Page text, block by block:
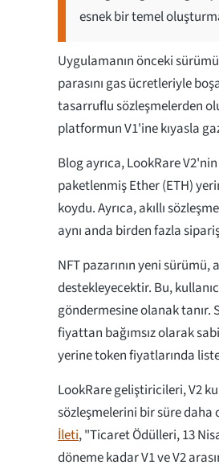
esnek bir temel
Uygulamanın önceki
parasını gas ücretleriyle
tasarruflu sözleşmelerden
platformun V1'ine kıyasla
Blog ayrıca, LookRare
paketlenmiş Ether (ETH)
koydu. Ayrıca, akıllı
aynı anda birden fazla
NFT pazarının yeni sürümü,
destekleyecektir. Bu,
göndermesine olanak tanır.
fiyattan bağımsız olarak
yerine token fiyatlarında
LookRare geliştiricileri, V2
sözleşmelerini bir süre daha
İleti, "Ticaret Ödülleri, 13
döneme kadar V1 ve V2